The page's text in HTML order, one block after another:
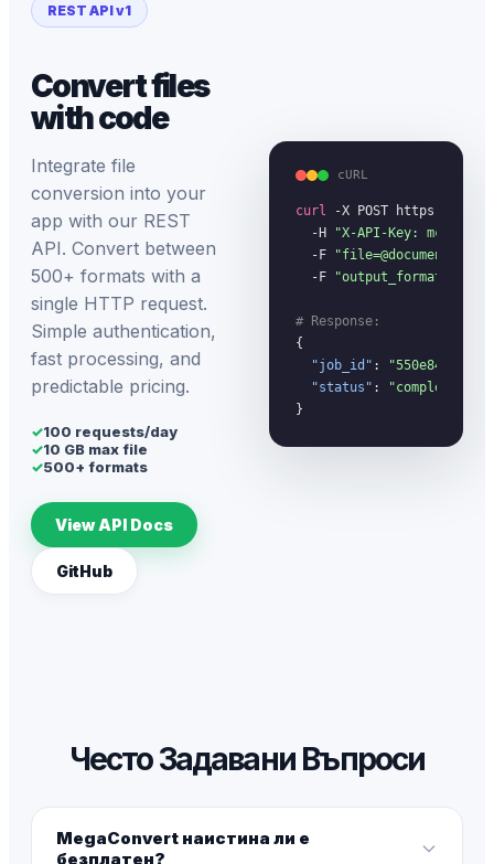
REST API v1
Convert files
with code
Integrate file
conversion into your
app with our REST
API. Convert between
500+ formats with a
single HTTP request.
Simple authentication,
fast processing, and
predictable pricing.
✓100 requests/day
✓10 GB max file
✓500+ formats
View API Docs
GitHub
cURL
curl -X POST https://
  -H
"X-API-Key:
  -F
"file=@document.pdf"
  -F
"output_format=docx"
# Response:
{
"job_id" :
"550e8400-
"status" :
"completed"
}
Често Задавани Въпроси
MegaConvert наистина ли е
безплатен?